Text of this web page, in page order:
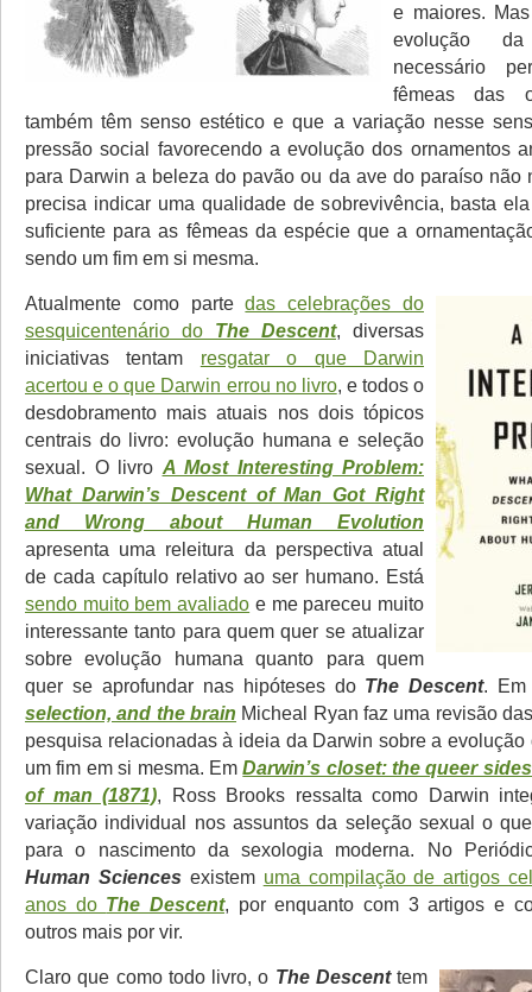
e maiores.
evolução
necessário
fêmeas das
também têm senso estético e que a variação nesse
pressão social favorecendo a evolução dos ornamentos
para Darwin a beleza do pavão ou da ave do paraíso não
precisa indicar uma qualidade de sobrevivência, basta
suficiente para as fêmeas da espécie que a
sendo um fim em si mesma.
Atualmente como partedas celebrações do
sesquicentenário do The Descent, diversas
iniciativas tentam resgatar o que Darwin
acertou e o que Darwin errou no livro, e todos o
desdobramento mais atuais nos dois tópicos
centrais do livro: evolução humana e seleção
sexual. O livro A Most Interesting Problem:
What Darwin’s Descent of Man Got Right
and Wrong about Human Evolution
apresenta uma releitura da perspectiva atual
de cada capítulo relativo ao ser humano. Está
sendo muito bem avaliado e me pareceu muito
interessante tanto para quem quer se atualizar
sobre evolução humana quanto para quem
quer se aprofundar nas hipóteses do The Descent.
selection, and the brain Micheal Ryan faz uma revisão
pesquisa relacionadas à ideia da Darwin sobre a evolução
um fim em si mesma. EmDarwin’s closet: the queer
of man (1871), Ross Brooks ressalta como Darwin
variação individual nos assuntos da seleção sexual o
para o nascimento da sexologia moderna. No
Human Sciences existem uma compilação de artigos
anos do The Descent, por enquanto com 3 artigos e
outros mais por vir.
Claro que como todo livro, o The Descenttem